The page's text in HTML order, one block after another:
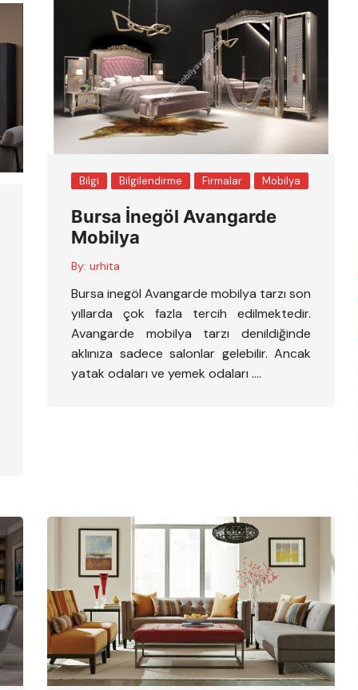
Bilgi Bilgilendirme Firmalar Mobilya
Bursa İnegöl Avangarde
Mobilya
By: urhita
Bursa inegöl Avangarde mobilya tarzı son
yıllarda çok fazla tercih edilmektedir.
Avangarde mobilya tarzı denildiğinde
aklınıza sadece salonlar gelebilir. Ancak
yatak odaları ve yemek odaları ….